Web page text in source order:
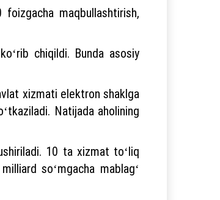
maqbullashtirish,
chiqildi. Bunda asosiy
xizmati elektron shaklga
Natijada aholining
10 ta xizmat toʻliq
soʻmgacha mablagʻ